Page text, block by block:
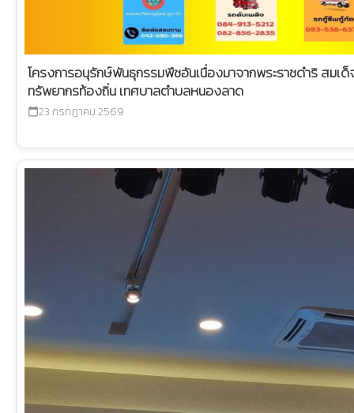
โครงการอนุรักษ์พันธุกรรมพืชอันเนื่องมาจากพระราชดำริ สมเ
ทรัพยากรท้องถิ่น เทศบาลตำบลหนองลาด
calendar_today23 กรกฎาคม 2569